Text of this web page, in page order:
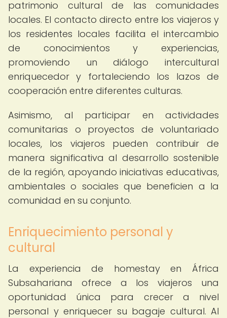
patrimonio cultural de las comunidades
locales. El contacto directo entre los viajeros y
los residentes locales facilita el intercambio
de conocimientos y experiencias,
promoviendo un diálogo intercultural
enriquecedor y fortaleciendo los lazos de
cooperación entre diferentes culturas.
Asimismo, al participar en actividades
comunitarias o proyectos de voluntariado
locales, los viajeros pueden contribuir de
manera significativa al desarrollo sostenible
de la región, apoyando iniciativas educativas,
ambientales o sociales que beneficien a la
comunidad en su conjunto.
Enriquecimiento personal y
cultural
La experiencia de homestay en África
Subsahariana ofrece a los viajeros una
oportunidad única para crecer a nivel
personal y enriquecer su bagaje cultural. Al